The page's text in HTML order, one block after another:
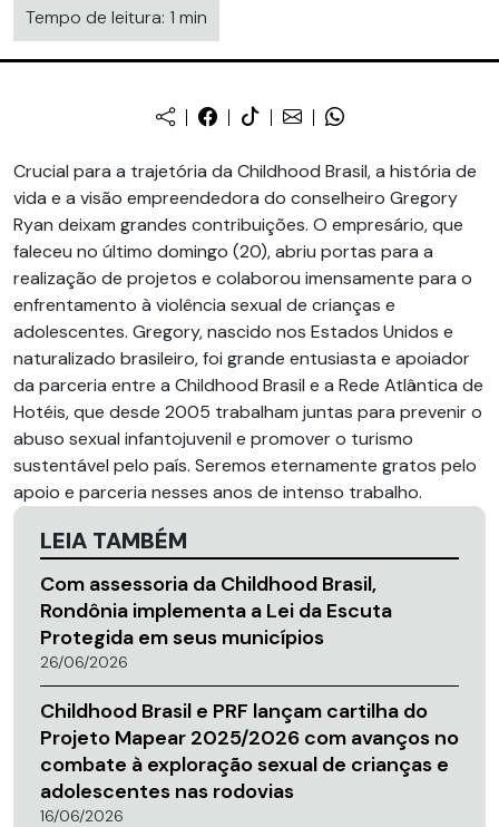
Tempo de leitura: 1 min
Crucial para a trajetória da Childhood Brasil, a história de
vida e a visão empreendedora do conselheiro Gregory
Ryan deixam grandes contribuições. O empresário, que
faleceu no último domingo (20), abriu portas para a
realização de projetos e colaborou imensamente para o
enfrentamento à violência sexual de crianças e
adolescentes. Gregory, nascido nos Estados Unidos e
naturalizado brasileiro, foi grande entusiasta e apoiador
da parceria entre a Childhood Brasil e a Rede Atlântica de
Hotéis, que desde 2005 trabalham juntas para prevenir o
abuso sexual infantojuvenil e promover o turismo
sustentável pelo país. Seremos eternamente gratos pelo
apoio e parceria nesses anos de intenso trabalho.
LEIA TAMBÉM
Com assessoria da Childhood Brasil,
Rondônia implementa a Lei da Escuta
Protegida em seus municípios
26/06/2026
Childhood Brasil e PRF lançam cartilha do
Projeto Mapear 2025/2026 com avanços no
combate à exploração sexual de crianças e
adolescentes nas rodovias
16/06/2026